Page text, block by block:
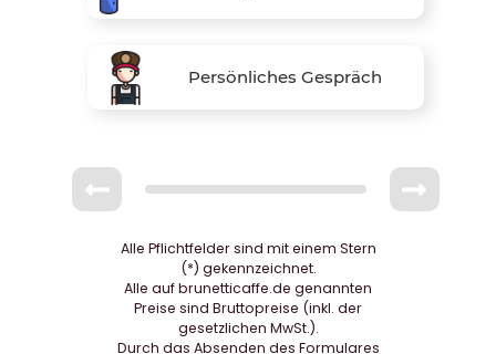
Persönliches Gespräch
Alle Pflichtfelder sind mit einem Stern
(*) gekennzeichnet.
Alle auf brunetticaffe.de genannten
Preise sind Bruttopreise (inkl. der
gesetzlichen MwSt.).
Durch das Absenden des Formulares